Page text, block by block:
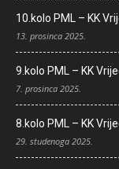
10.kolo PML – KK
13. prosinca 2025.
9.kolo PML – KK
7. prosinca 2025.
8.kolo PML – KK
29. studenoga 2025.